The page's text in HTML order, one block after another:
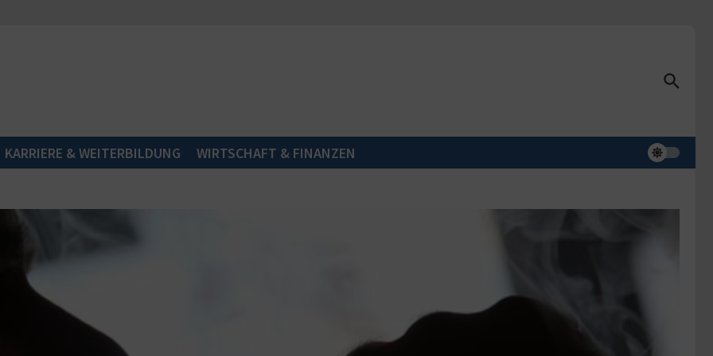
KARRIERE & WEITERBILDUNG WIRTSCHAFT & FINANZEN